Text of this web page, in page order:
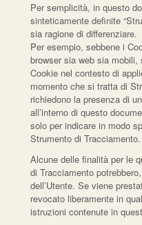
Per semplicità, in questo
sinteticamente definite
sia ragione di differenziare.
Per esempio, sebbene i
browser sia web sia mobili,
Cookie nel contesto di
momento che si tratta di
richiedono la presenza di
all’interno di questo
solo per indicare in modo
Strumento di Tracciamento.
Alcune delle finalità per le
di Tracciamento
dell’Utente. Se viene
revocato liberamente in
istruzioni contenute in